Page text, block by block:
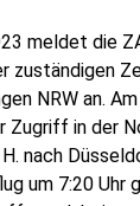
meldet die
zuständigen
NRW an.
Zugriff in der
nach
um 7:20 Uhr